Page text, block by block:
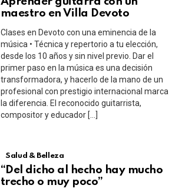
maestro en Villa Devoto
Clases en Devoto con una eminencia de la
música • Técnica y repertorio a tu elección,
desde los 10 años y sin nivel previo. Dar el
primer paso en la música es una decisión
transformadora, y hacerlo de la mano de un
profesional con prestigio internacional marca
la diferencia. El reconocido guitarrista,
compositor y educador […]
Salud & Belleza
“Del dicho al hecho hay mucho
trecho o muy poco”